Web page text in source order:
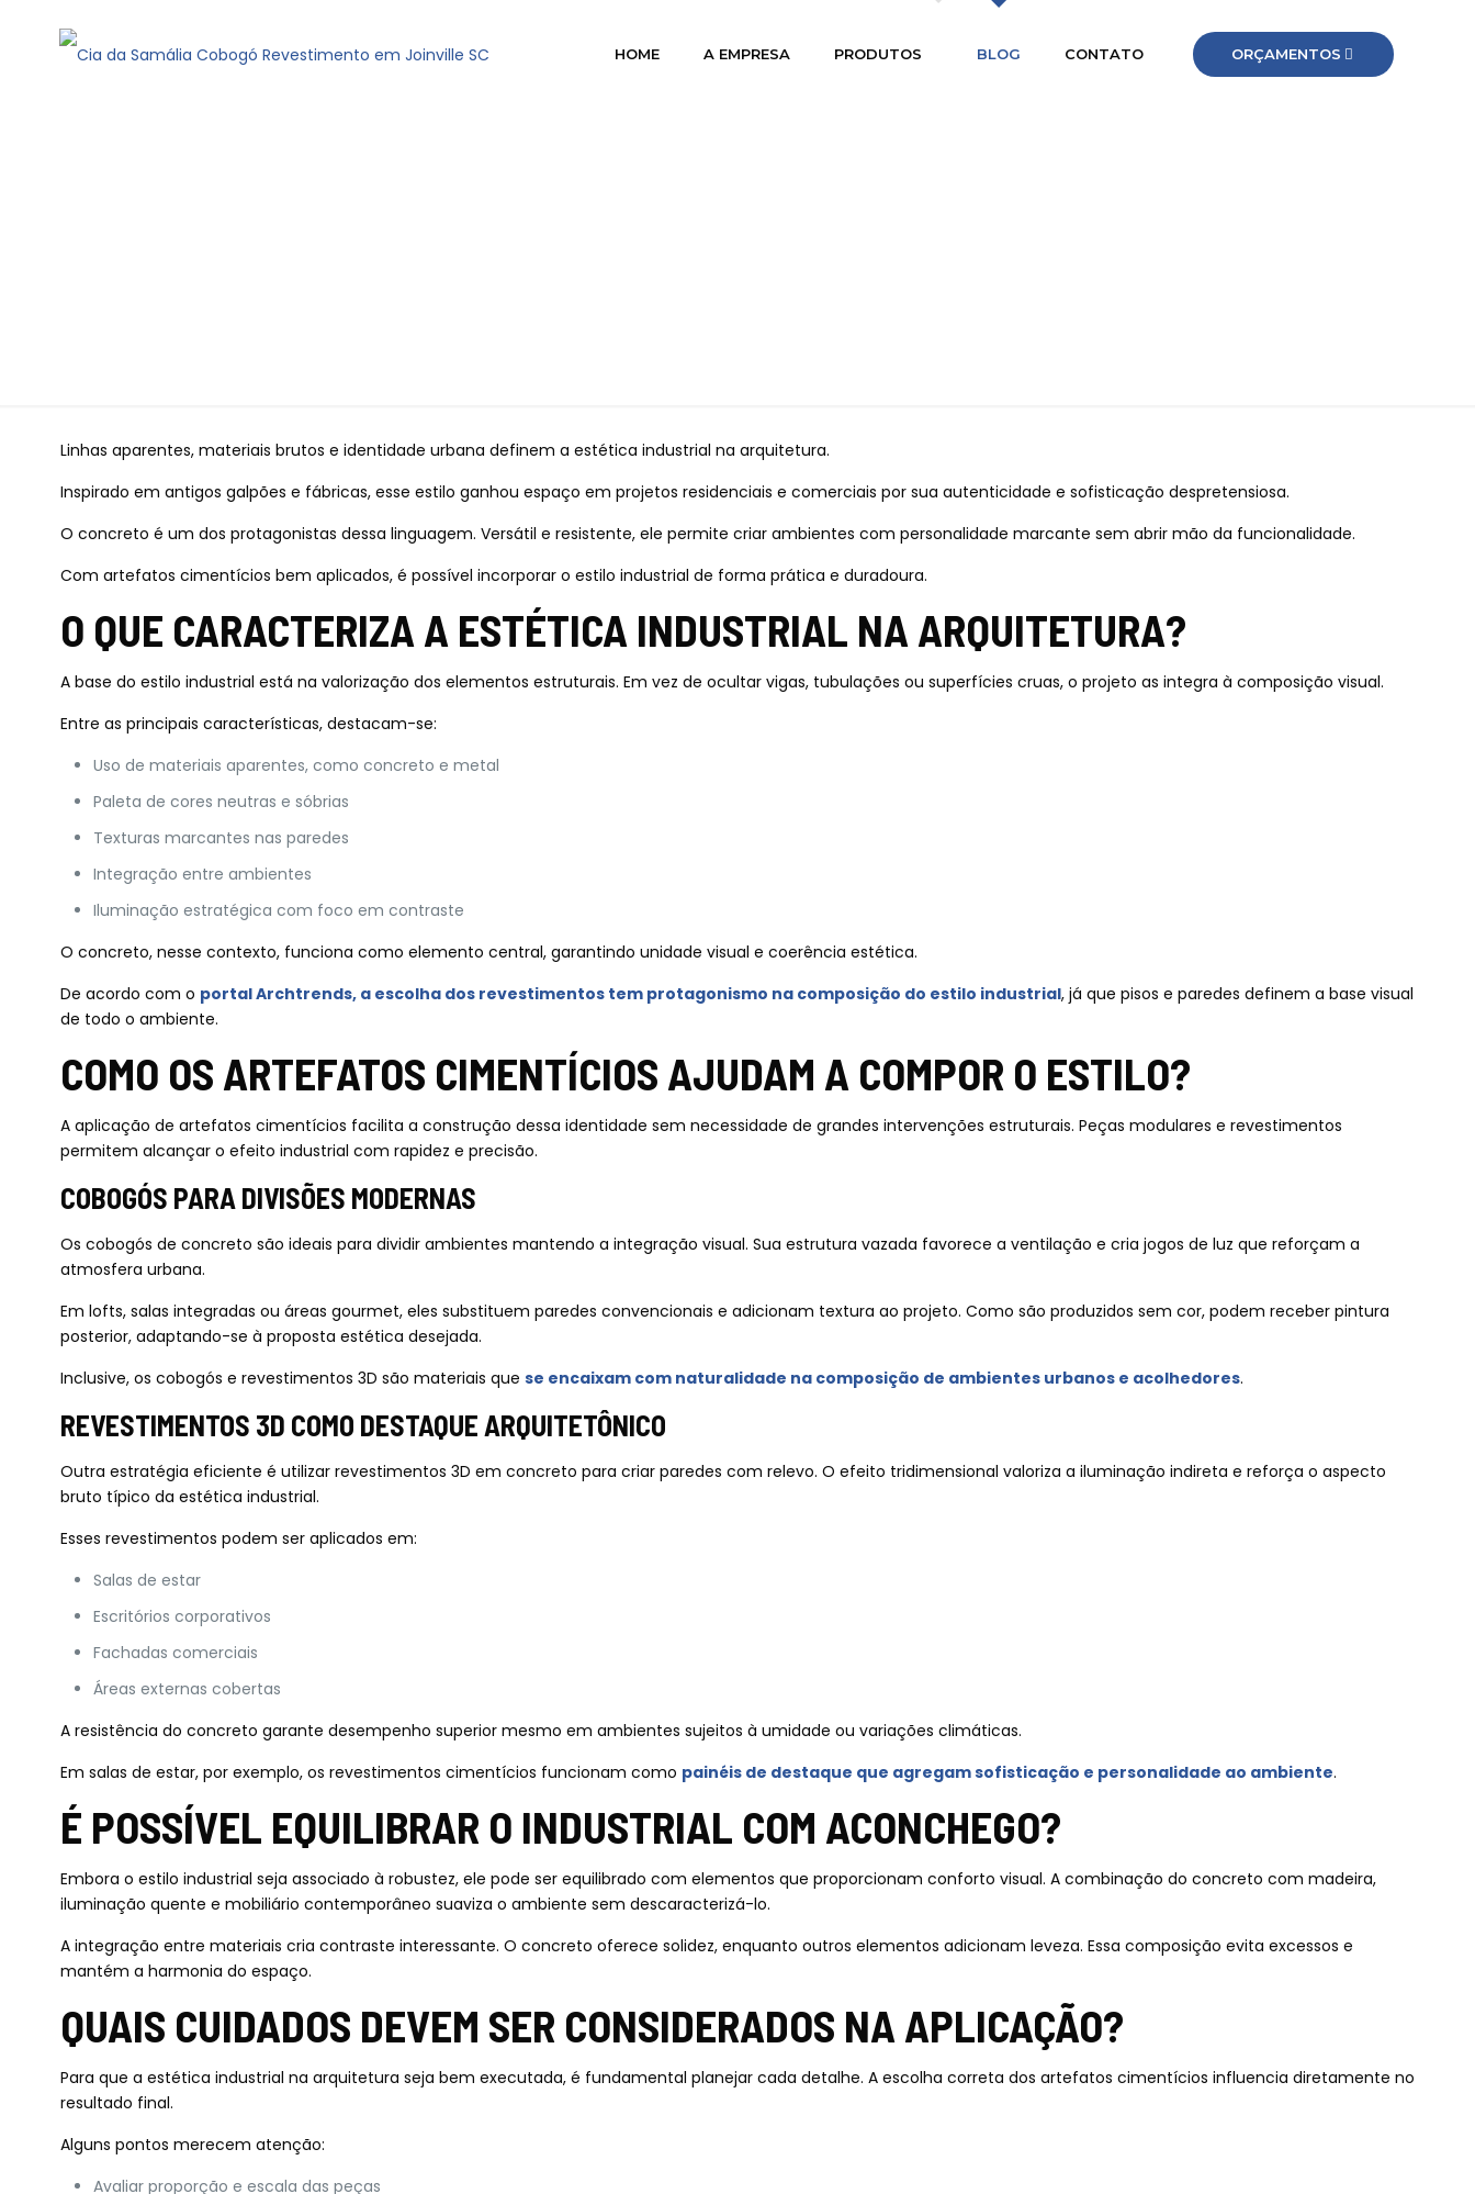
HOME A EMPRESA PRODUTOS BLOG CONTATO ORÇAMENTOS
Linhas aparentes, materiais brutos e identidade urbana definem a estética industrial na arquitetura.
Inspirado em antigos galpões e fábricas, esse estilo ganhou espaço em projetos residenciais e comerciais por sua autenticidade e sofisticação despretensiosa.
O concreto é um dos protagonistas dessa linguagem. Versátil e resistente, ele permite criar ambientes com personalidade marcante sem abrir mão da funcionalidade.
Com artefatos cimentícios bem aplicados, é possível incorporar o estilo industrial de forma prática e duradoura.
O QUE CARACTERIZA A ESTÉTICA INDUSTRIAL NA ARQUITETURA?
A base do estilo industrial está na valorização dos elementos estruturais. Em vez de ocultar vigas, tubulações ou superfícies cruas, o projeto as integra à composição visual.
Entre as principais características, destacam-se:
Uso de materiais aparentes, como concreto e metal
Paleta de cores neutras e sóbrias
Texturas marcantes nas paredes
Integração entre ambientes
Iluminação estratégica com foco em contraste
O concreto, nesse contexto, funciona como elemento central, garantindo unidade visual e coerência estética.
De acordo com o portal Archtrends, a escolha dos revestimentos tem protagonismo na composição do estilo industrial, já que pisos e paredes definem a base visual
de todo o ambiente.
COMO OS ARTEFATOS CIMENTÍCIOS AJUDAM A COMPOR O ESTILO?
A aplicação de artefatos cimentícios facilita a construção dessa identidade sem necessidade de grandes intervenções estruturais. Peças modulares e revestimentos
permitem alcançar o efeito industrial com rapidez e precisão.
COBOGÓS PARA DIVISÕES MODERNAS
Os cobogós de concreto são ideais para dividir ambientes mantendo a integração visual. Sua estrutura vazada favorece a ventilação e cria jogos de luz que reforçam a
atmosfera urbana.
Em lofts, salas integradas ou áreas gourmet, eles substituem paredes convencionais e adicionam textura ao projeto. Como são produzidos sem cor, podem receber pintura
posterior, adaptando-se à proposta estética desejada.
Inclusive, os cobogós e revestimentos 3D são materiais que se encaixam com naturalidade na composição de ambientes urbanos e acolhedores.
REVESTIMENTOS 3D COMO DESTAQUE ARQUITETÔNICO
Outra estratégia eficiente é utilizar revestimentos 3D em concreto para criar paredes com relevo. O efeito tridimensional valoriza a iluminação indireta e reforça o aspecto
bruto típico da estética industrial.
Esses revestimentos podem ser aplicados em:
Salas de estar
Escritórios corporativos
Fachadas comerciais
Áreas externas cobertas
A resistência do concreto garante desempenho superior mesmo em ambientes sujeitos à umidade ou variações climáticas.
Em salas de estar, por exemplo, os revestimentos cimentícios funcionam como painéis de destaque que agregam sofisticação e personalidade ao ambiente.
É POSSÍVEL EQUILIBRAR O INDUSTRIAL COM ACONCHEGO?
Embora o estilo industrial seja associado à robustez, ele pode ser equilibrado com elementos que proporcionam conforto visual. A combinação do concreto com madeira,
iluminação quente e mobiliário contemporâneo suaviza o ambiente sem descaracterizá-lo.
A integração entre materiais cria contraste interessante. O concreto oferece solidez, enquanto outros elementos adicionam leveza. Essa composição evita excessos e
mantém a harmonia do espaço.
QUAIS CUIDADOS DEVEM SER CONSIDERADOS NA APLICAÇÃO?
Para que a estética industrial na arquitetura seja bem executada, é fundamental planejar cada detalhe. A escolha correta dos artefatos cimentícios influencia diretamente no
resultado final.
Alguns pontos merecem atenção:
Avaliar proporção e escala das peças